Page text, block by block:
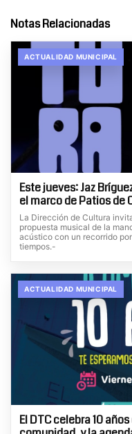
Notas Relacionadas
ACTUALIDAD MUNICIPAL
Este jueves: Jaz
el marco de Patios de
La Dirección de Cultura
propuesta musical de la
acústico con un recorrido
tiempos.-
ACTUALIDAD MUNICIPAL
El DTC celebra 10